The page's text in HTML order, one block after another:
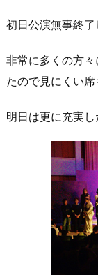
初日公演無事終了
非常に多くの方
たので見にくい席
明日は更に充実